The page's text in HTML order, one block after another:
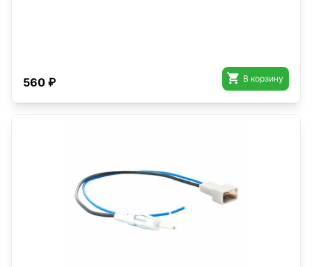
560 ₽  В корзину